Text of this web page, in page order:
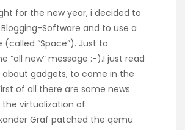
for the new year, i decided to
Software and to use a
(called “Space”). Just to
“all new” message :-).I just read
about gadgets, to come in the
of all there are some news
virtualization of
Graf patched the qemu